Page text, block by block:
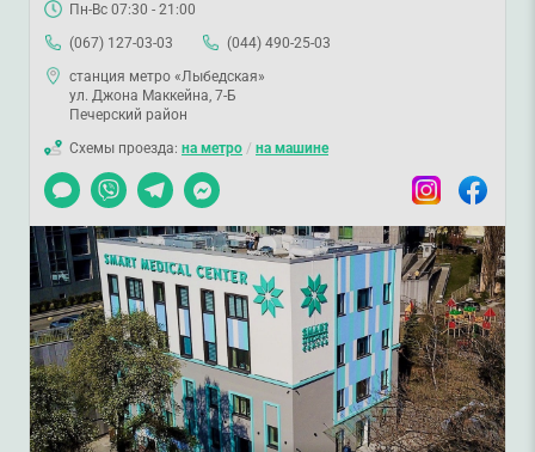
Пн-Вс 07:30 - 21:00
(067) 127-03-03
(044) 490-25-03
станция метро «Лыбедская»
ул. Джона Маккейна, 7-Б
Печерский район
Схемы проезда: на метро / на машине
Чат
Viber TelegramMessenger InstagramFacebook